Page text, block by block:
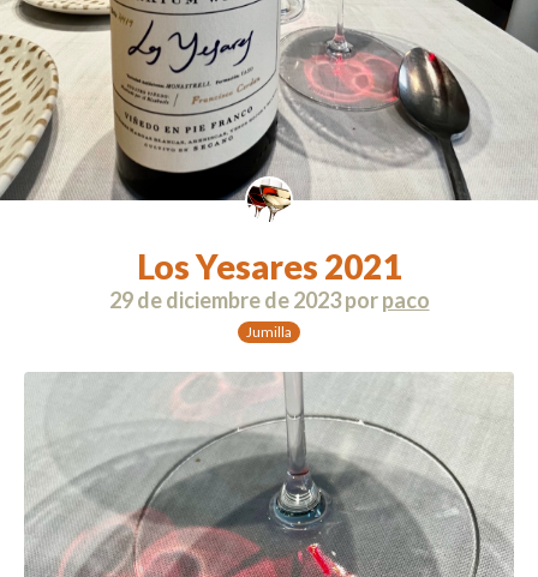
Los Yesares 2021
29 de diciembre de 2023porpaco
Jumilla